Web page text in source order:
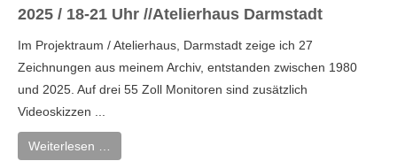
2025 / 18-21 Uhr //Atelierhaus Darmstadt
Im Projektraum / Atelierhaus, Darmstadt zeige ich 27
Zeichnungen aus meinem Archiv, entstanden zwischen 1980
und 2025. Auf drei 55 Zoll Monitoren sind zusätzlich
Videoskizzen ...
Weiterlesen …